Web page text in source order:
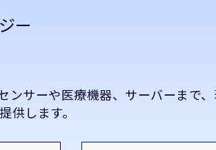
ー
サーや医療機器、サーバーまで
供します。